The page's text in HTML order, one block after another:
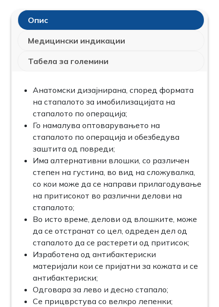
Опис
Медицински индикации
Табела за големини
Анатомски дизајнирана, според формата
на стапалото за имобилизацијата на
стапалото по операција;
Го намалува оптоварувањето на
стапалото по операција и обезбедува
заштита од повреди;
Има алтернативни влошки, со различен
степен на густина, во вид на сложувалка,
со кои може да се направи прилагодување
на притисокот во различни делови на
стапалото;
Во исто време, делови од влошките, може
да се отстранат со цел, одреден дел од
стапалото да се растерети од притисок;
Изработена од антибактериски
материјали кои се пријатни за кожата и се
антибактериски;
Одговара за лево и десно стапало;
Се прицврстува со велкро лепенки;